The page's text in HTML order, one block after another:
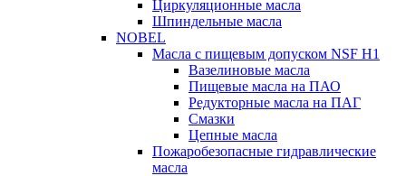
Циркуляционные масла
Шпиндельные масла
NOBEL
Масла с пищевым допуском NSF H1
Вазелиновые масла
Пищевые масла на ПАО
Редукторные масла на ПАГ
Смазки
Цепные масла
Пожаробезопасные гидравлические
масла